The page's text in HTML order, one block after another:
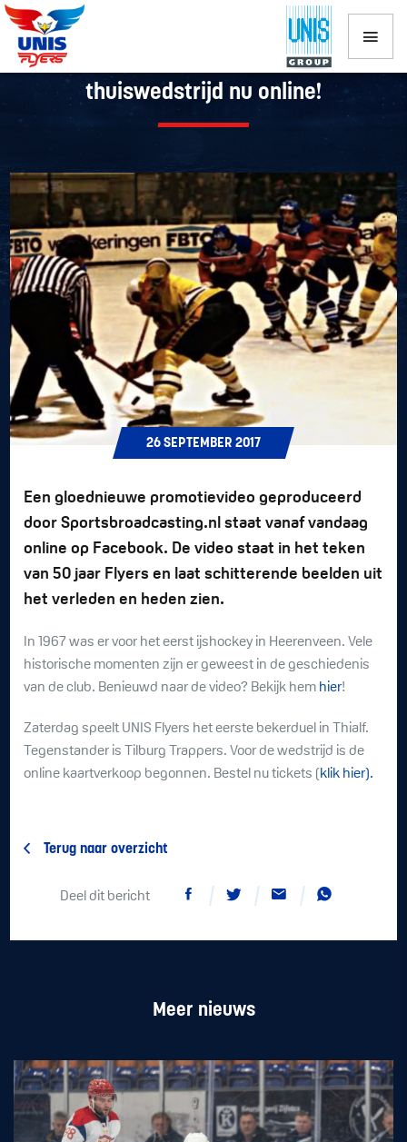
Promotievideo voor de eerste
thuiswedstrijd nu online!
26 SEPTEMBER 2017
Een gloednieuwe promotievideo geproduceerd
door Sportsbroadcasting.nl staat vanaf vandaag
online op Facebook. De video staat in het teken
van 50 jaar Flyers en laat schitterende beelden uit
het verleden en heden zien.
In 1967 was er voor het eerst ijshockey in Heerenveen. Vele
historische momenten zijn er geweest in de geschiedenis
van de club. Benieuwd naar de video? Bekijk hem hier!
Zaterdag speelt UNIS Flyers het eerste bekerduel in Thialf.
Tegenstander is Tilburg Trappers. Voor de wedstrijd is de
online kaartverkoop begonnen. Bestel nu tickets ( klik hier).
Terug naar overzicht
Deel dit bericht
Meer nieuws